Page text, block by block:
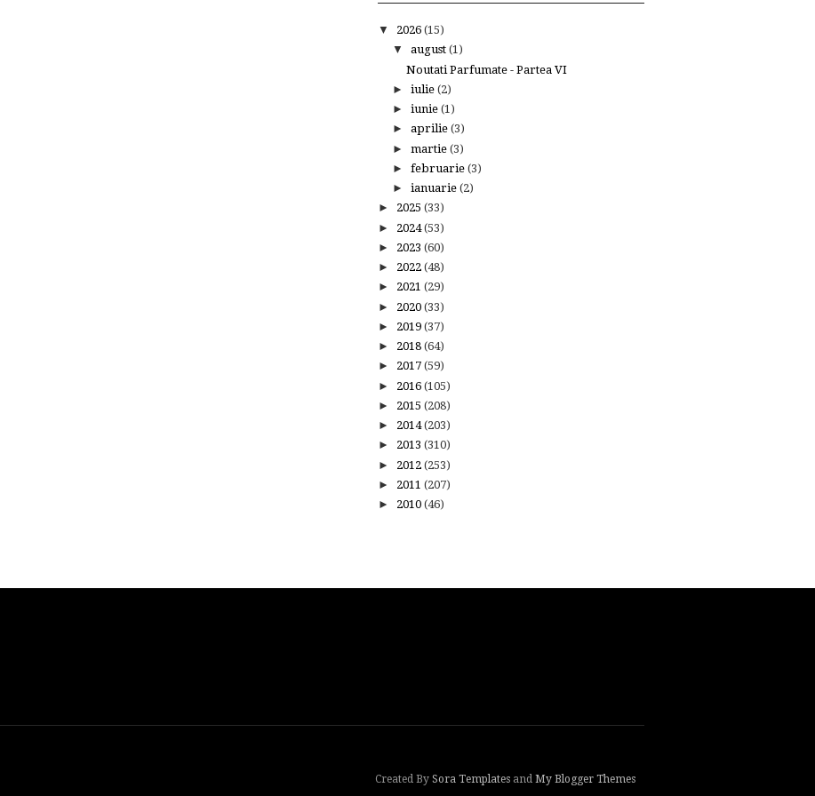
▼ 2026 (15)
▼ august (1)
Noutati Parfumate - Partea VI
► iulie (2)
► iunie (1)
► aprilie (3)
► martie (3)
► februarie (3)
► ianuarie (2)
► 2025 (33)
► 2024(53)
► 2023 (60)
► 2022 (48)
► 2021 (29)
► 2020 (33)
► 2019 (37)
► 2018 (64)
► 2017 (59)
► 2016 (105)
► 2015 (208)
► 2014(203)
► 2013 (310)
► 2012 (253)
► 2011 (207)
► 2010 (46)
Created By Sora Templates and My Blogger Themes